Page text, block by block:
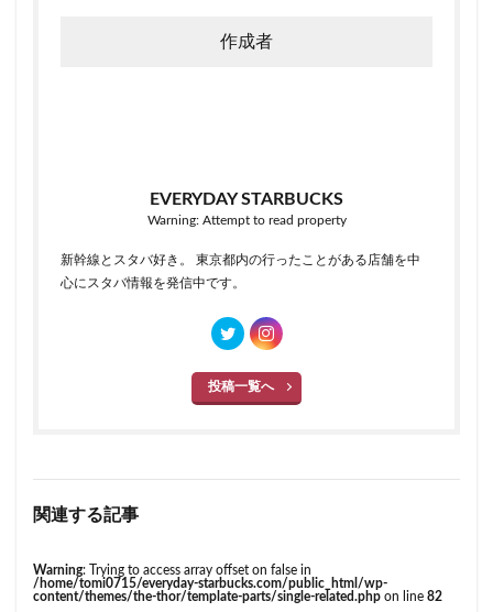
作成者
EVERYDAY STARBUCKS
Warning: Attempt to read property
新幹線とスタバ好き。 東京都内の行ったことがある店舗を中
心にスタバ情報を発信中です。
投稿一覧へ
関連する記事
Warning: Trying to access array offset on false in
/home/tomi0715/everyday-starbucks.com/public_html/wp-
content/themes/the-thor/template-parts/single-related.php on line 82